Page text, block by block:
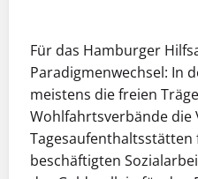
Für das Hamburger
Paradigmenwechsel: In
meistens die freien
Wohlfahrtsverbände
beschäftigten